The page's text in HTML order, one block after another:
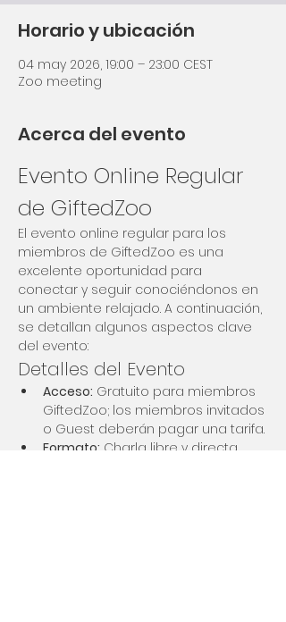
Horario y ubicación
04 may 2026, 19:00 – 23:00 CEST
Zoo meeting
Acerca del evento
Evento Online Regular
de GiftedZoo
El evento online regular para los
miembros de GiftedZoo es una
excelente oportunidad para
conectar y seguir conociéndonos en
un ambiente relajado. A continuación,
se detallan algunos aspectos clave
del evento:
Detalles del Evento
Acceso: Gratuito para miembros
GiftedZoo; los miembros invitados
o Guest deberán pagar una tarifa.
Formato: Charla libre y directa,